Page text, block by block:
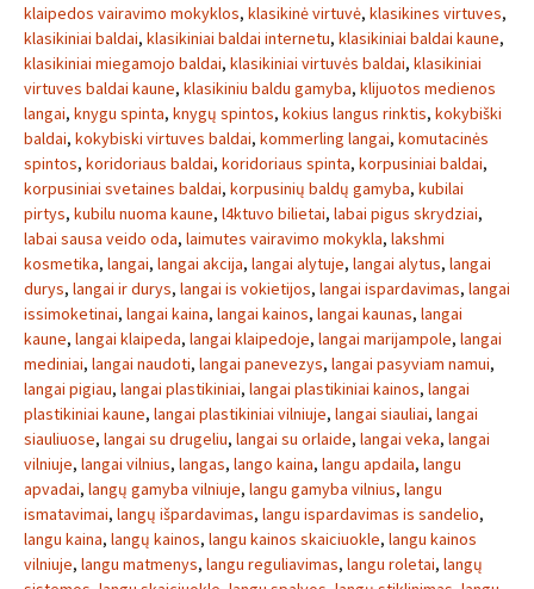
klaipedos vairavimo mokyklos, klasikinė virtuvė, klasikines virtuves,
klasikiniai baldai, klasikiniai baldai internetu, klasikiniai baldai kaune,
klasikiniai miegamojo baldai, klasikiniai virtuvės baldai, klasikiniai
virtuves baldai kaune, klasikiniu baldu gamyba, klijuotos medienos
langai, knygu spinta, knygų spintos, kokius langus rinktis, kokybiški
baldai, kokybiski virtuves baldai, kommerling langai, komutacinės
spintos, koridoriaus baldai, koridoriaus spinta, korpusiniai baldai,
korpusiniai svetaines baldai, korpusinių baldų gamyba, kubilai
pirtys, kubilu nuoma kaune, l4ktuvo bilietai, labai pigus skrydziai,
labai sausa veido oda, laimutes vairavimo mokykla, lakshmi
kosmetika, langai, langai akcija, langai alytuje, langai alytus, langai
durys, langai ir durys, langai is vokietijos, langai ispardavimas, langai
issimoketinai, langai kaina, langai kainos, langai kaunas, langai
kaune, langai klaipeda, langai klaipedoje, langai marijampole, langai
mediniai, langai naudoti, langai panevezys, langai pasyviam namui,
langai pigiau, langai plastikiniai, langai plastikiniai kainos, langai
plastikiniai kaune, langai plastikiniai vilniuje, langai siauliai, langai
siauliuose, langai su drugeliu, langai su orlaide, langai veka, langai
vilniuje, langai vilnius, langas, lango kaina, langu apdaila, langu
apvadai, langų gamyba vilniuje, langu gamyba vilnius, langu
ismatavimai, langų išpardavimas, langu ispardavimas is sandelio,
langu kaina, langų kainos, langu kainos skaiciuokle, langu kainos
vilniuje, langu matmenys, langu reguliavimas, langu roletai, langų